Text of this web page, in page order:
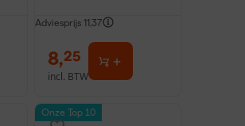
Adviesprijs 11,37
8,25
incl. BTW
Onze Top 10